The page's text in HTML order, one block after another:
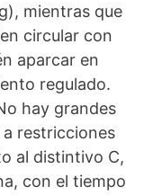
mientras que
circular con
aparcar en
regulado.
hay grandes
restricciones
al distintivo C,
con el tiempo